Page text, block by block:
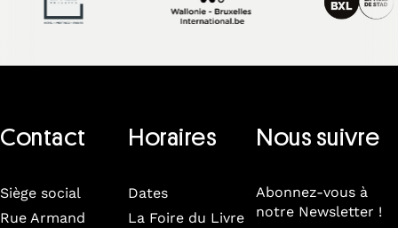
Contact
Siège social
Rue Armand
Horaires
Dates
La Foire du Livre
Nous suivre
Abonnez-vous à
notre Newsletter !